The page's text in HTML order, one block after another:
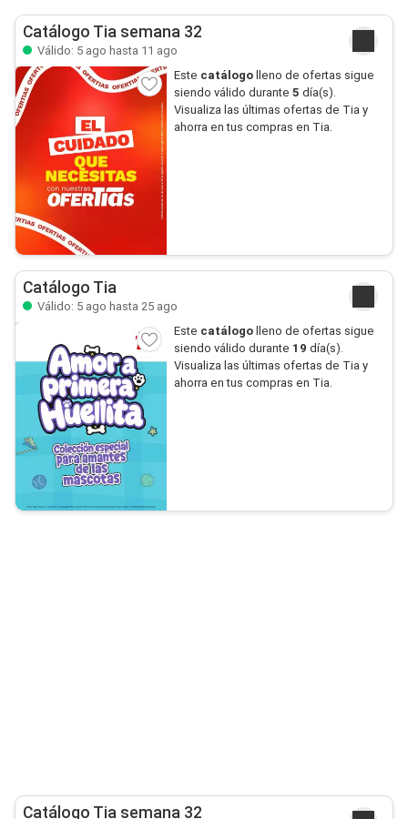
Catálogo Tia semana 32
Válido: 5 ago hasta 11 ago
Este catálogo lleno de ofertas sigue
siendo válido durante 5 día(s).
Visualiza las últimas ofertas de Tia y
ahorra en tus compras en Tia.
Catálogo Tia
Válido: 5 ago hasta 25 ago
Este catálogo lleno de ofertas sigue
siendo válido durante 19 día(s).
Visualiza las últimas ofertas de Tia y
ahorra en tus compras en Tia.
Catálogo Tia semana 32